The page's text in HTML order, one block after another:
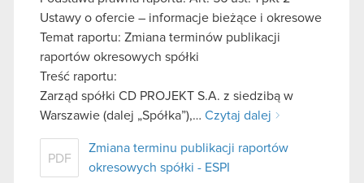
Ustawy o ofercie – informacje bieżące i okresowe
Temat raportu: Zmiana terminów publikacji
raportów okresowych spółki
Treść raportu:
Zarząd spółki CD PROJEKT S.A. z siedzibą w
Warszawie (dalej „Spółka”),… Czytaj dalej
PDF
Zmiana terminu publikacji raportów
okresowych spółki - ESPI